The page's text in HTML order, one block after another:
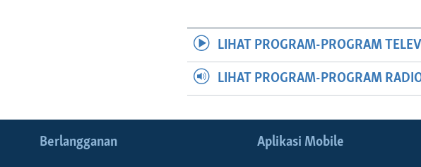
LIHAT PROGRAM-PROGRAM
LIHAT PROGRAM-PROGRAM
Berlangganan Aplikasi Mobile